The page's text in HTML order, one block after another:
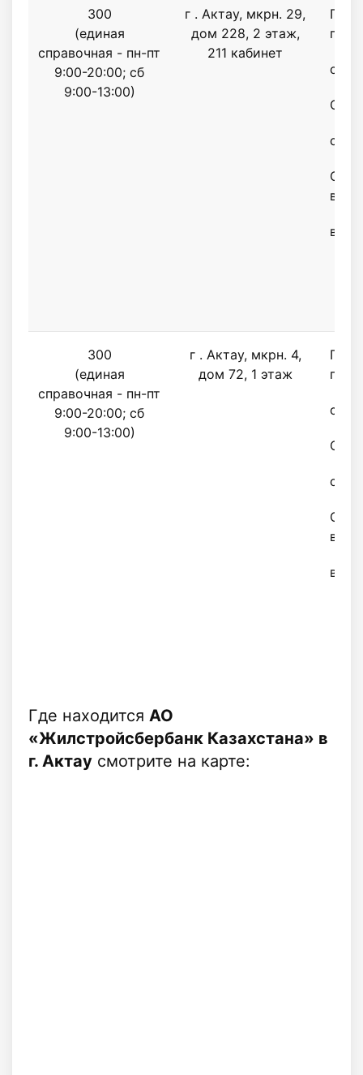
300
(единая
справочная - пн-пт
9:00-20:00; сб
9:00-13:00)
г . Актау, мкрн. 29,
дом 228, 2 этаж,
211 кабинет
с
Обед
с
300
(единая
справочная - пн-пт
9:00-20:00; сб
9:00-13:00)
г . Актау, мкрн. 4,
дом 72, 1 этаж
с
Обед
с
Где находится АО
«Жилстройсбербанк Казахстана» в
г. Актау смотрите на карте: